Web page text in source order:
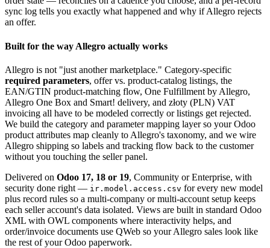
sync log tells you exactly what happened and why if Allegro rejects
an offer.
Built for the way Allegro actually works
Allegro is not "just another marketplace." Category-specific
required parameters, offer vs. product-catalog listings, the
EAN/GTIN product-matching flow, One Fulfillment by Allegro,
Allegro One Box and Smart! delivery, and złoty (PLN) VAT
invoicing all have to be modeled correctly or listings get rejected.
We build the category and parameter mapping layer so your Odoo
product attributes map cleanly to Allegro's taxonomy, and we wire
Allegro shipping so labels and tracking flow back to the customer
without you touching the seller panel.
Delivered on Odoo 17, 18 or 19, Community or Enterprise, with
security done right — ir.model.access.csv for every new model
plus record rules so a multi-company or multi-account setup keeps
each seller account's data isolated. Views are built in standard Odoo
XML with OWL components where interactivity helps, and
order/invoice documents use QWeb so your Allegro sales look like
the rest of your Odoo paperwork.